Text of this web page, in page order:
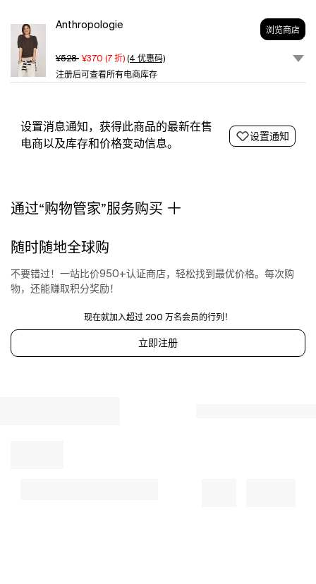
Cotton
Anthropologie
Anthropologie 浏览商店
¥528 ¥370 (7折) (4 优惠码)
注册后可查看所有电商库存
设置消息通知，获得此商品的最新在售
电商以及库存和价格变动信息。
设置通知
通过“购物管家”服务购买
随时随地全球购
不要错过！一站比价950+认证商店，轻松找到最优价格。每次购
物，还能赚取积分奖励！
现在就加入超过 200 万名会员的行列！
立即注册